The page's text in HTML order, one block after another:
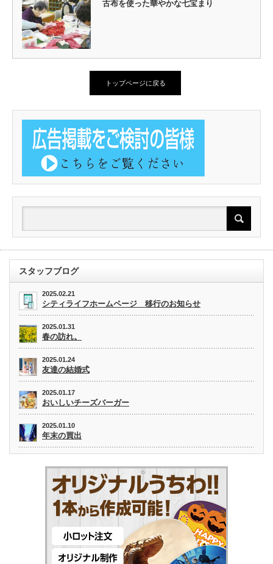
古布を使った華やかな七宝まり
トップページに戻る
スタッフブログ
2025.02.21
シティライフホームページ 移行のお知らせ
2025.01.31
春の訪れ。
2025.01.24
友達の結婚式
2025.01.17
おいしいチーズバーガー
2025.01.10
年末の買出